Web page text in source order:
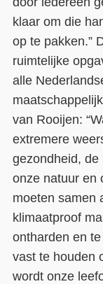
klaar om die
op te pakken.”
ruimtelijke
alle
van Rooijen:
extremere
gezondheid, de
onze natuur en
moeten samen
klimaatproof
ontharden en
vast te houden
wordt onze